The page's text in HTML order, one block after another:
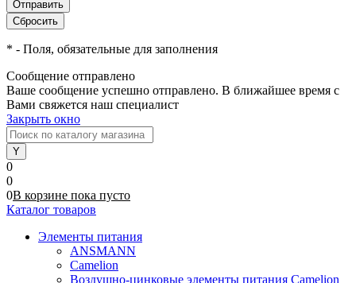
* - Поля, обязательные для заполнения
Сообщение отправлено
Ваше сообщение успешно отправлено. В ближайшее время с
Вами свяжется наш специалист
Закрыть окно
0
0
0В корзине пока пусто
Каталог товаров
Элементы питания
ANSMANN
Camelion
Воздушно-цинковые элементы питания Camelion